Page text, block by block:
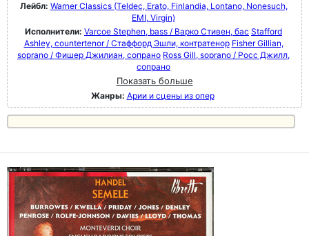
Лейбл: Warner Classics (Teldec, Erato, Finlandia, Lontano, Nonesuch,
EMI, Virgin)
Исполнители: Varcoe Stephen, bass / Варко Стивен, бас Stafford
Ashley, countertenor / Стаффорд Эшли, контратенор Fisher Gillian,
soprano / Фишер Джилиан, сопрано Ross Gill, soprano / Росс Джилл,
сопрано
Показать больше
Жанры: Арии и сцены из опер